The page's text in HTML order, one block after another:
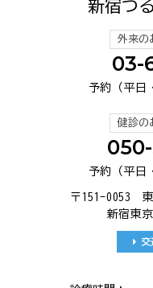
新宿つ
外来の
03-
予約（平日
健診の
予約（平日
〒151-0053
新宿東
交